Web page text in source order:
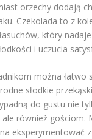
orzechy dodają
Czekolada to z
który nadaje
i uczucia
można łatwo
słodkie
do gustu nie
również gościom.
eksperymentować